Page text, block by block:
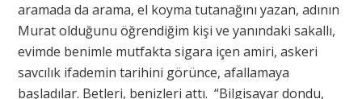
aramada da arama, el koyma tutanağını yazan, adının
Murat olduğunu öğrendiğim kişi ve yanındaki sakallı,
evimde benimle mutfakta sigara içen amiri, askeri
savcılık ifademin tarihini görünce, afallamaya
başladılar. Betleri, benizleri attı. “Bilgisayar dondu,